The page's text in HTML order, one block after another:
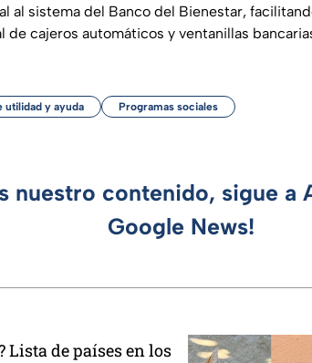
al sistema del Banco del Bienestar,
de cajeros automáticos y ventanillas
utilidad y ayuda Programas sociales
nuestro contenido, sigue a
Google News!
Lista de países en los